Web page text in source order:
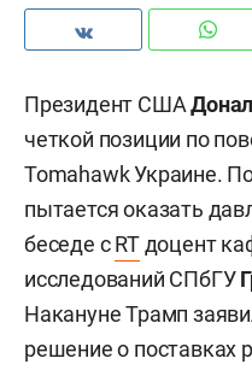
Президент США
четкой позиции по
Tomahawk Украине.
пытается оказать
беседе сRTдоцент
исследований СПбГУ
Накануне Трамп
решение о поставках